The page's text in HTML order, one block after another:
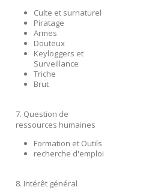
Culte et surnaturel
Piratage
Armes
Douteux
Keyloggers et
Surveillance
Triche
Brut
7. Question de
ressources humaines
Formation et Outils
recherche d'emploi
8. Intérêt général